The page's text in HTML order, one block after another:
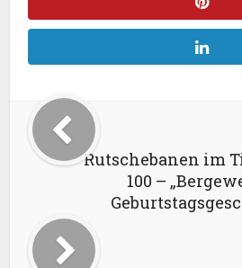
Rutschebanen im
100 –